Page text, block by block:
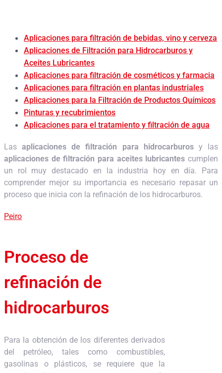
Aplicaciones para filtración de bebidas, vino y cerveza
Aplicaciones de Filtración para Hidrocarburos y
Aceites Lubricantes
Aplicaciones para filtración de cosméticos y farmacia
Aplicaciones para filtración en plantas industriales
Aplicaciones para la Filtración de Productos Químicos
Pinturas y recubrimientos
Aplicaciones para el tratamiento y filtración de agua
Lasaplicaciones de filtración para hidrocarburosy las
aplicaciones de filtración para aceites lubricantes cumplen
un rol muy destacado en la industria hoy en día. Para
comprender mejor su importancia es necesario repasar un
proceso que inicia con la refinación de los hidrocarburos.
Peiro
Proceso de
refinación de
hidrocarburos
Para la obtención de los diferentes derivados
del petróleo, tales como combustibles,
gasolinas o plásticos, se requiere que la